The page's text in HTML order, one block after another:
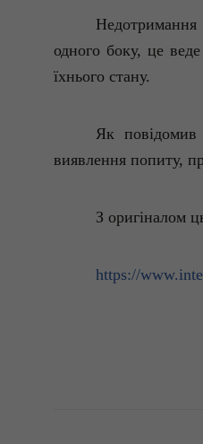
Недотримання
одного боку,це веде
їхнього стану.
Як повідомив
виявлення попиту,
З оригіналом
https://